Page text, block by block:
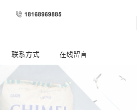
联系方式 在线留言